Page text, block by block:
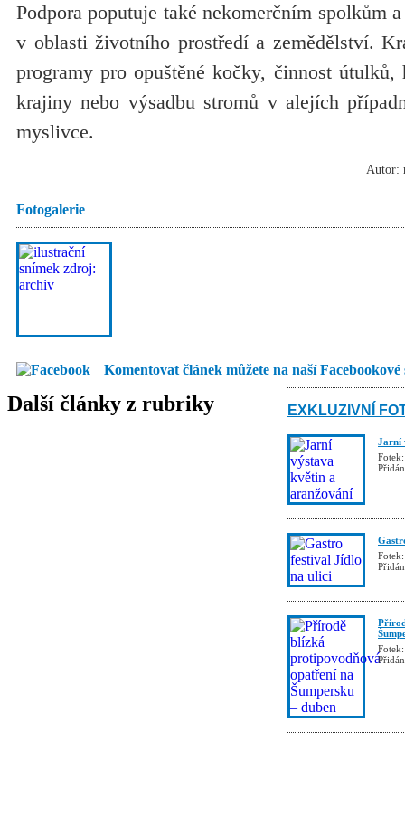
Podpora poputuje také nekomerčním spolkům
v oblasti životního prostředí a zemědělství.
programy pro opuštěné kočky, činnost útulků,
krajiny nebo výsadbu stromů v alejích
myslivce.
Autor:
Fotogalerie
Komentovat článek můžete na naší Facebookové
Další články z rubriky EXKLUZIVNÍ
Jarní